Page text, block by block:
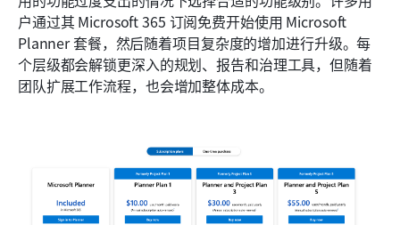
户通过其 Microsoft 365 订阅免费开始使用 Microsoft
Planner 套餐，然后随着项目复杂度的增加进行升级。每
个层级都会解锁更深入的规划、报告和治理工具，但随着
团队扩展工作流程，也会增加整体成本。